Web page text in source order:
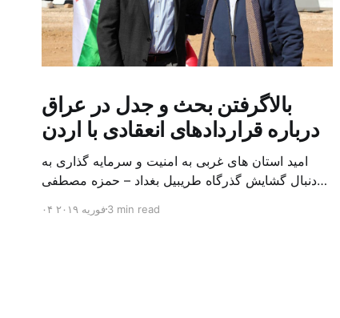
بالاگرفتن بحث و جدل در عراق
درباره قراردادهای انعقادی با اردن
امید استان های غربی به امنیت و سرمایه گذاری به
دنبال گشایش گذرگاه طریبیل بغداد – حمزه مصطفی
طریبیل توسط عادل عبد المهدی نخست وزیر عراق و
۰۴ فوریه ۲۰۱۹3 min read